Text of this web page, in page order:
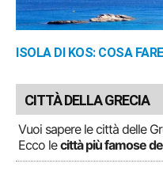
ISOLA DI KOS: COSA
CITTÀ DELLA GRECIA
Vuoi sapere le città delle
Ecco lecittà più famose